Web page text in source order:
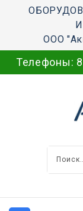
ООО
Телефоны: